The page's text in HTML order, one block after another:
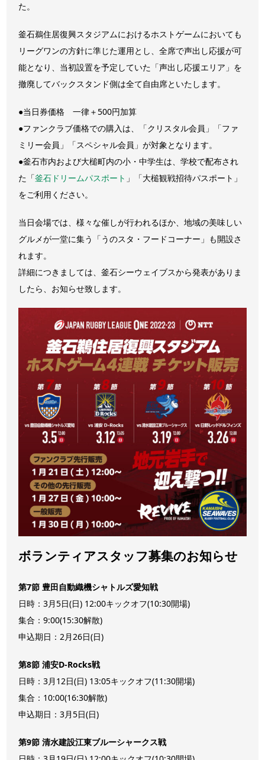
た。
釜石鵜住居復興スタジアムにおけるホストゲームにおいても
リーグワンの方針に準じた運用とし、全席で声出し応援が可
能となり、当初設置を予定していた「声出し応援エリア」を
撤廃してバックスタンド側は全て自由席といたします。
●当日券価格 一律＋500円加算
●ファンクラブ価格での購入は、「クリスタル会員」「ファ
ミリー会員」「スペシャル会員」が対象となります。
●釜石市内および大槌町内の小・中学生は、学校で配布され
た「釜石ドリームパスポート 」「大槌観戦招待パスポート」
をご利用ください。
当日会場では、様々な催しが行われるほか、地域の美味しい
グルメが一堂に集う「うのスタ・フードコーナー」も開設さ
れます。
詳細につきましては、釜石シーウェイブスから発表がありま
したら、お知らせ致します。
ボランティアスタッフ募集のお知らせ
第7節 豊田自動織機シャトルズ愛知戦
日時：3月5日(日) 12:00キックオフ(10:30開場)
集合：9:00(15:30解散)
申込期日：2月26日(日)
第8節 浦安D-Rocks戦
日時：3月12日(日) 13:05キックオフ(11:30開場)
集合：10:00(16:30解散)
申込期日：3月5日(日)
第9節 清水建設江東ブルーシャークス戦